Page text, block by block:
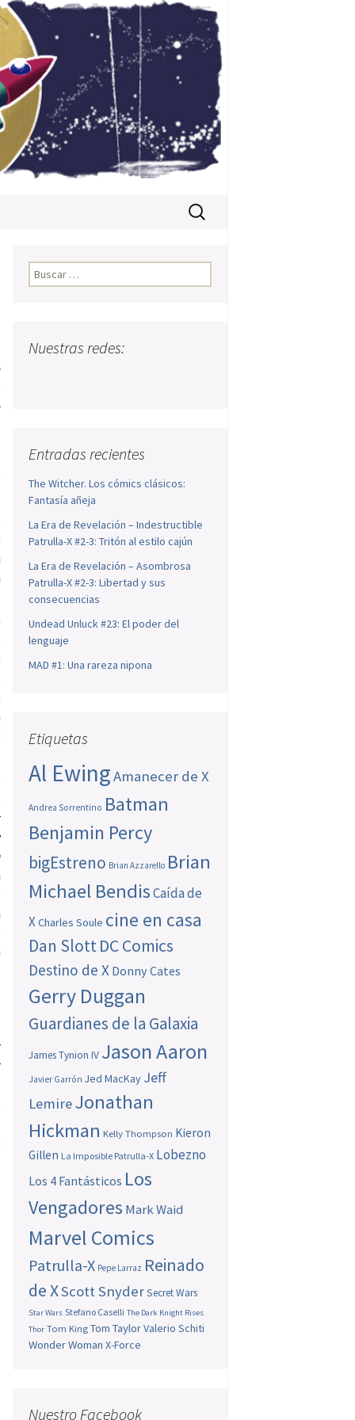
Buscar:
Buscar:
Nuestras redes:
Entradas recientes
The Witcher. Los cómics clásicos:
Fantasía añeja
La Era de Revelación – Indestructible
Patrulla-X #2-3: Tritón al estilo cajún
La Era de Revelación – Asombrosa
Patrulla-X #2-3: Libertad y sus
consecuencias
Undead Unluck #23: El poder del
lenguaje
MAD #1: Una rareza nipona
Etiquetas
Al EwingAmanecer de X
Andrea Sorrentino Batman
Benjamin Percy
bigEstreno Brian Azzarello Brian
Michael BendisCaída de
XCharles Soule cine en casa
Dan SlottDC Comics
Destino de X Donny Cates
Gerry Duggan
Guardianes de la Galaxia
James Tynion IV Jason Aaron
Javier Garrón Jed MacKay Jeff
LemireJonathan
Hickman Kelly Thompson Kieron
Gillen La Imposible Patrulla-X Lobezno
Los 4 Fantásticos Los
Vengadores Mark Waid
Marvel Comics
Patrulla-X Pepe Larraz Reinado
de XScott SnyderSecret Wars
Star Wars Stefano Caselli The Dark Knight Rises
Thor Tom King Tom TaylorValerio Schiti
Wonder Woman X-Force
Nuestro Facebook